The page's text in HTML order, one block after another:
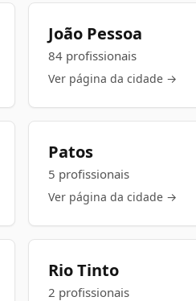
João Pessoa
84 profissionais
Ver página da cidade →
Patos
5 profissionais
Ver página da cidade →
Rio Tinto
2 profissionais